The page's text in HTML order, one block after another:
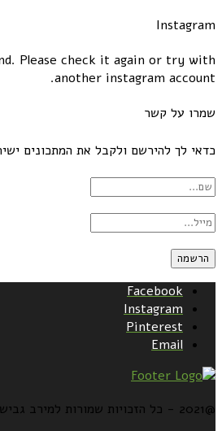
Instagram
Please check it again or try with
another instagram account.
שמרו על קשר
כדאי לך להירשם ולקבל את המתכונים
Facebook
Instagram
Pinterest
Email
@2021 - כל הזכויות שמורות למירב גביש | ביצוע